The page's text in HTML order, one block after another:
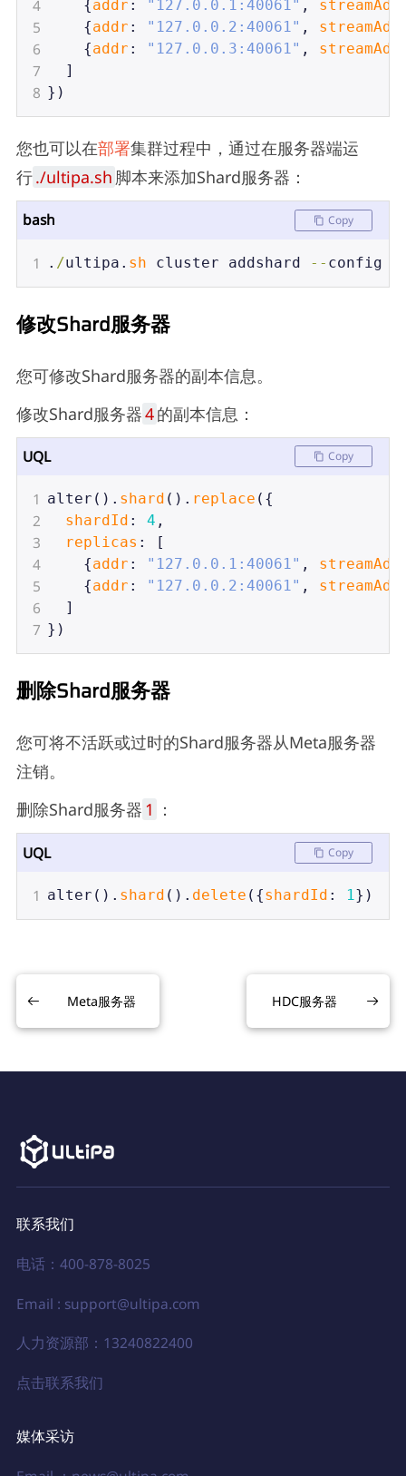
4
    {
addr : "127.0.0.1:40061" ,
5
    {
addr : "127.0.0.2:40061" ,
6
    {
addr : "127.0.0.3:40061" ,
7
  ]
8 })
您也可以在部署集群过程中，通过在服务器端运
行./ultipa.sh 脚本来添加Shard服务器：
bash Copy
1 . /ultipa . sh cluster addshard -- config
修改Shard服务器
您可修改Shard服务器的副本信息。
修改Shard服务器4的副本信息：
UQL Copy
1 alter (). shard (). replace ({
2 shardId : 4 ,
3 replicas : [
4
    {
addr : "127.0.0.1:40061" ,
5
    {
addr : "127.0.0.2:40061" ,
6
7 })
删除Shard服务器
您可将不活跃或过时的Shard服务器从Meta服务器
注销。
删除Shard服务器 1 ：
UQL Copy
1 alter (). shard (). delete ({shardId : 1})
Meta服务器 HDC服务器
联系我们
电话：400-878-8025
Email : support@ultipa.com
人力资源部：13240822400
点击联系我们
媒体采访